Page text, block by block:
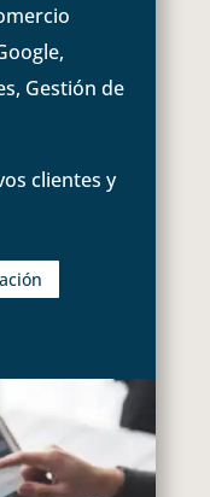
Gestión de
clientes y